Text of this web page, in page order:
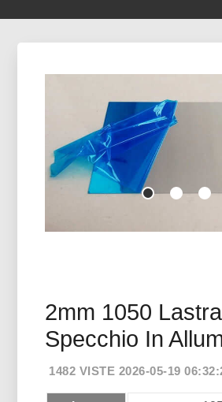
2mm 1050
Specchio In
1482 VISTE 2026-05-19